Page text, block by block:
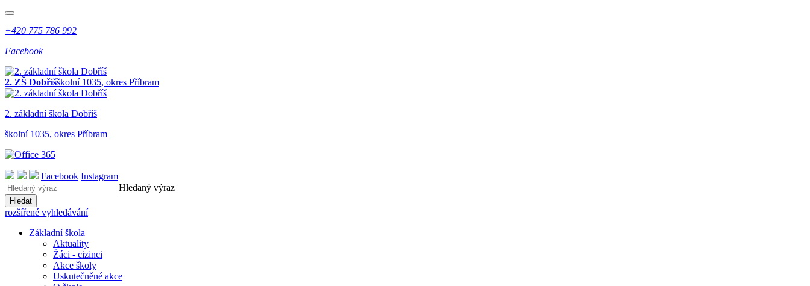
+420 775 786 992
Facebook
2. ZŠ Dobříšškolní 1035, okres Příbram
2. základníškola Dobříš
školní 1035, okres Příbram
Facebook Instagram
Hledaný výraz
Hledat
rozšířené vyhledávání
Základní škola
Aktuality
Žáci - cizinci
Akce školy
Uskutečněné akce